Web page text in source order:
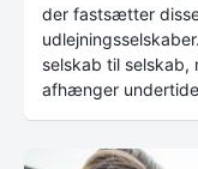
der fastsætter
selskab til selskab,
afhænger